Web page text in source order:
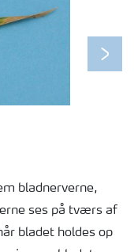
Next
bladnerverne,
ses på tværs af
bladet holdes op